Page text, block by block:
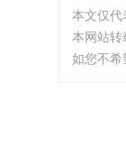
本文仅
本网站
如您不